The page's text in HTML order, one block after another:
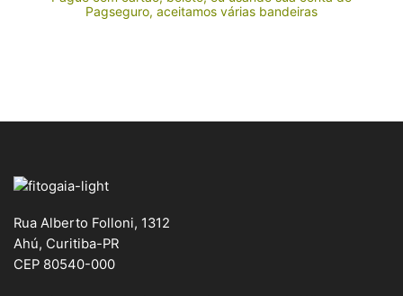
Pagseguro, aceitamos várias bandeiras
Rua Alberto Folloni, 1312
Ahú, Curitiba-PR
CEP 80540-000